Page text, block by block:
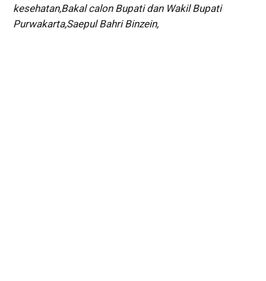
kesehatan,Bakal calon Bupati dan Wakil Bupati
Purwakarta,Saepul Bahri Binzein,